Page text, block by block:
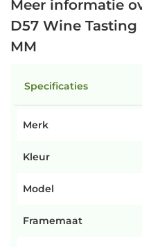
Meer informatie
D57 Wine
MM
Specificaties
Merk
Kleur
Model
Framemaat